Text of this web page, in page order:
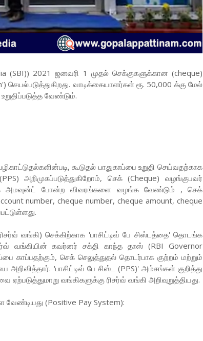
2021 ஜனவரி 1 முதல் செக்குகளுக்கான (cheque)
செயல்படுத்துகிறது. வாடிக்கையாளர்கள் ரூ. 50,000 க்கு மேல்
வேண்டும்.
கூடுதல் பாதுகாப்பை உறுதி செய்வதற்காக
அறிமுகப்படுத்துகிறோம், செக் (Cheque) வழங்குபவர்
அமவுன்ட் போன்ற விவரங்களை வழங்க வேண்டும் , செக்
number, cheque number, cheque amount, cheque
வங்கி) செக்கிற்காக 'பாசிட்டிவ் பே சிஸ்டத்தை' தொடங்க
வங்கியின் கவர்னர் சக்தி காந்த தாஸ் (RBI Governor
காப்பதற்கும், செக் செலுத்துதல் தொடர்பாக குற்றம் மற்றும்
'பாசிட்டிவ் பே சிஸ்ட (PPS)' அம்சங்கள் குறித்து
வங்கிகளுக்கு ரிசர்வ் வங்கி அறிவுறுத்தியது.
வேண்டியது (Positive Pay System):